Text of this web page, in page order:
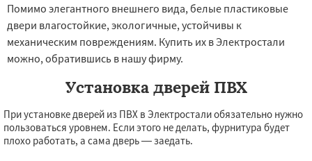
Помимо элегантного внешнего вида, белые пластиковые
двери влагостойкие, экологичные, устойчивы к
механическим повреждениям. Купить их в Электростали
можно, обратившись в нашу фирму.
Установка дверей ПВХ
При установке дверей из ПВХ в Электростали обязательно нужно
пользоваться уровнем. Если этого не делать, фурнитура будет
плохо работать, а сама дверь — заедать.